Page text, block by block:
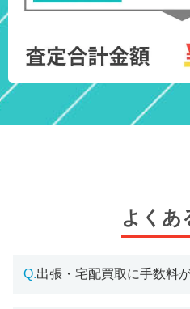
よくあ
Q.出張・宅配買取に手数料